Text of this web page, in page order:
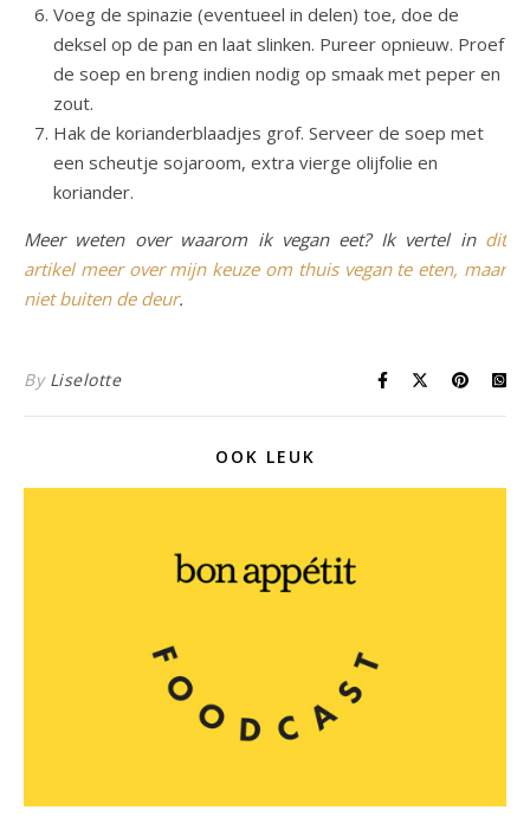
Voeg de spinazie (eventueel in delen) toe, doe de
deksel op de pan en laat slinken. Pureer opnieuw. Proef
de soep en breng indien nodig op smaak met peper en
zout.
Hak de korianderblaadjes grof. Serveer de soep met
een scheutje sojaroom, extra vierge olijfolie en
koriander.
Meer weten over waarom ik vegan eet? Ik vertel in dit
artikel meer over mijn keuze om thuis vegan te eten, maar
niet buiten de deur.
By Liselotte
OOK LEUK